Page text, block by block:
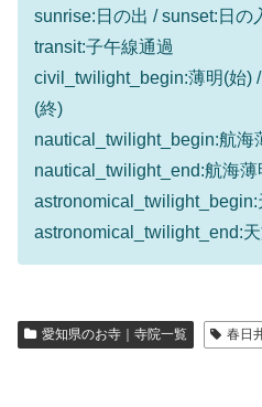
sunrise:日の出 / sunset:日の
transit:子午線通過
civil_twilight_begin:薄明(始)
(終)
nautical_twilight_begin:航海
nautical_twilight_end:航海薄
astronomical_twilight_begin:
astronomical_twilight_end:
愛知県のお寺｜寺院一覧 春日